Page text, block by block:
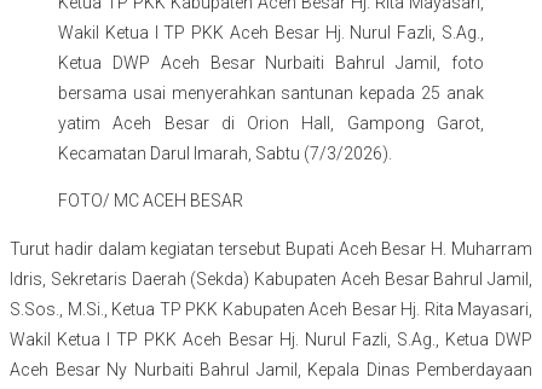
Wakil Ketua I TP PKK Aceh Besar Hj. Nurul Fazli, S.Ag.,
Ketua DWP Aceh Besar Nurbaiti Bahrul Jamil, foto
bersama usai menyerahkan santunan kepada 25 anak
yatim Aceh Besar di Orion Hall, Gampong Garot,
Kecamatan Darul Imarah, Sabtu (7/3/2026).
FOTO/ MC ACEH BESAR
Turut hadir dalam kegiatan tersebut Bupati Aceh Besar H. Muharram
Idris, Sekretaris Daerah (Sekda) Kabupaten Aceh Besar Bahrul Jamil,
S.Sos., M.Si., Ketua TP PKK Kabupaten Aceh Besar Hj. Rita Mayasari,
Wakil Ketua I TP PKK Aceh Besar Hj. Nurul Fazli, S.Ag., Ketua DWP
Aceh Besar Ny Nurbaiti Bahrul Jamil, Kepala Dinas Pemberdayaan